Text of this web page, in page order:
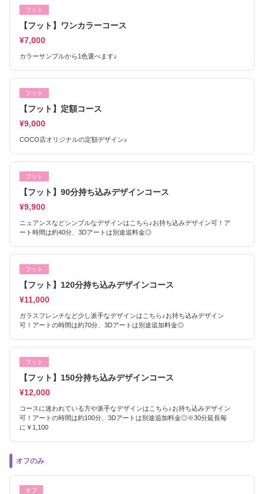
フット
【フット】ワンカラーコース
¥7,000
カラーサンプルから1色選べます♪
フット
【フット】定額コース
¥9,000
COCO店オリジナルの定額デザイン♪
フット
【フット】90分持ち込みデザインコース
¥9,900
ニュアンスなどシンプルなデザインはこちら♪お持ち込みデザイン可！ア
ート時間は約40分、3Dアートは別途追料金◎
フット
【フット】120分持ち込みデザインコース
¥11,000
ガラスフレンチなど少し派手なデザインはこちら♪お持ち込みデザイン
可！アートの時間は約70分、3Dアートは別途追加料金◎
フット
【フット】150分持ち込みデザインコース
¥12,000
コースに迷われている方や派手なデザインはこちら♪お持ち込みデザイン
可！アートの時間は約100分、3Dアートは別途追加料金◎※30分延長毎
に￥1,100
オフのみ
オフ